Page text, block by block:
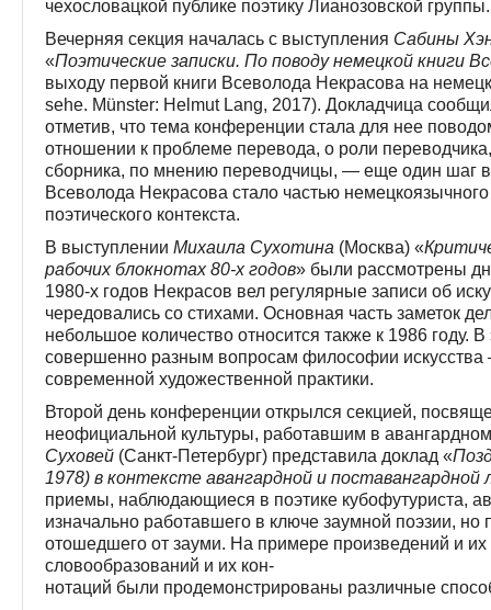
чехословацкой публике поэтику Лианозовской группы.
Вечерняя секция началась с выступления Сабины
«Поэтические записки. По поводу немецкой книги
выходу первой книги Всеволода Некрасова на
sehe. Münster: Helmut Lang, 2017). Докладчица
отметив, что тема конференции стала для нее
отношении к проблеме перевода, о роли
сборника, по мнению переводчи­цы, — еще один шаг в
Всеволода Некрасова стало частью
поэтического контекста.
В выступлении Михаила Сухотина (Москва) «
рабочих блокнотах 80-х годов» были рассмотрены
1980-х годов Некрасов вел регулярные записи об
чередовались со стихами. Основная часть заметок
небольшое количество относится также к 1986 году.
совершенно разным вопросам философии искусства
современной художественной практики.
Второй день конференции открылся секцией,
неофициальной культуры, работавшим в
Суховей (Санкт-Петербург) представила доклад «
1978) в контексте авангардной и
приемы, наблюдающиеся в поэтике ку­бо­футуриста,
изначально работавшего в клю­че заумной поэзии, но
отошедшего от зауми. На при­ме­р­е произведений и их
словообразований и их кон­-
нотаций были продемонстрированы различные